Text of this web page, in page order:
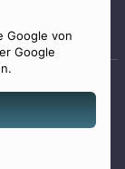
Google von
Google